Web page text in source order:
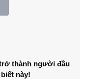
thành người đầu
này!